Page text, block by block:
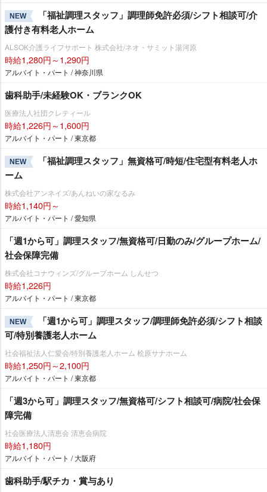
NEW
「福祉調理スタッフ」調理師免許必須/シフト相談可/介
護付き有料老人ホーム
ALSOK介護ライフサポート 株式会社/ネオ・サミット湯河原
時給1,280円～1,290円
アルバイト・パート / 神奈川県
歯科助手/未経験OK・ブランクOK
医療法人社団クレティール
時給1,226円～1,600円
アルバイト・パート / 東京都
NEW
「福祉調理スタッフ」無資格可/時短/住宅型有料老人ホ
ーム
株式会社アンネイズ/あんねいの家なるみ
時給1,140円～
アルバイト・パート / 愛知県
「週1から可」調理スタッフ/無資格可/日勤のみ/グループホーム/
社会保障完備
株式会社コナウィンズ/グループホーム しんせつ
時給1,226円
アルバイト・パート / 東京都
NEW
「週1から可」調理スタッフ/調理師免許必須/シフト相談
可/特別養護老人ホーム
社会福祉法人仁愛会/特別養護老人ホーム 桧原サナホーム
時給1,250円～2,100円
アルバイト・パート / 東京都
「週3から可」調理スタッフ/無資格可/シフト相談可/病院/社会保
障完備
社会医療法人清恵会 清恵会病院
時給1,180円
アルバイト・パート / 大阪府
歯科助手/駅チカ・賞与あり